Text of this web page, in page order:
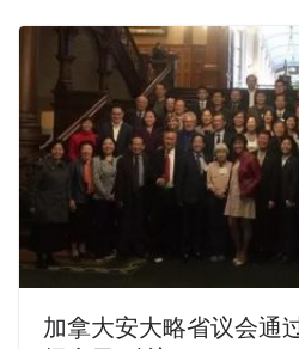
加拿大安大略省议会通